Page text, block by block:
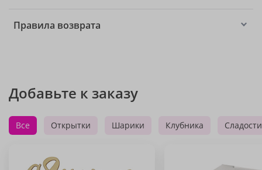
Правила возврата
Добавьте к заказу
Все Открытки Шарики Клубника Сладости